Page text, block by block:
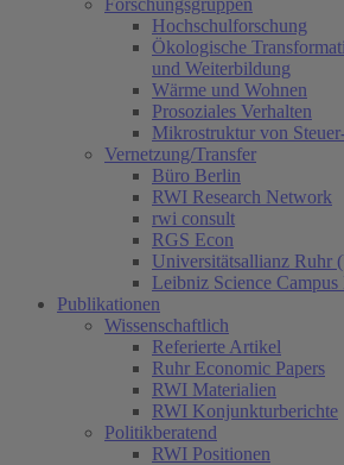
Forschungsgruppen
Hochschulforschung
Ökologische
und Weiterbildung
Wärme und Wohnen
Prosoziales Verhalten
Mikrostruktur von
Vernetzung/Transfer
Büro Berlin
RWI Research Network
rwi consult
RGS Econ
Universitätsallianz Ruhr
Leibniz Science Campus
Publikationen
Wissenschaftlich
Referierte Artikel
Ruhr Economic Papers
RWI Materialien
RWI Konjunkturberichte
Politikberatend
RWI Positionen